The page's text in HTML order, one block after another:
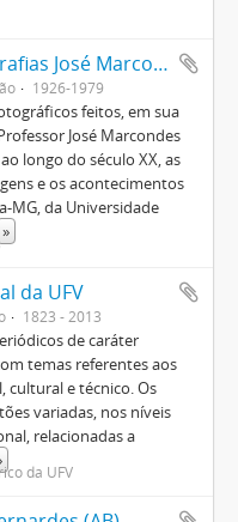
Coleção de Fotografias José Marcondes Borges
1926-1979
feitos, em sua
José Marcondes
longo do século XX, as
e os acontecimentos
MG, da Universidade
»
da UFV
1823 - 2013
de caráter
temas referentes aos
cultural e técnico. Os
variadas, nos níveis
relacionadas a
da UFV